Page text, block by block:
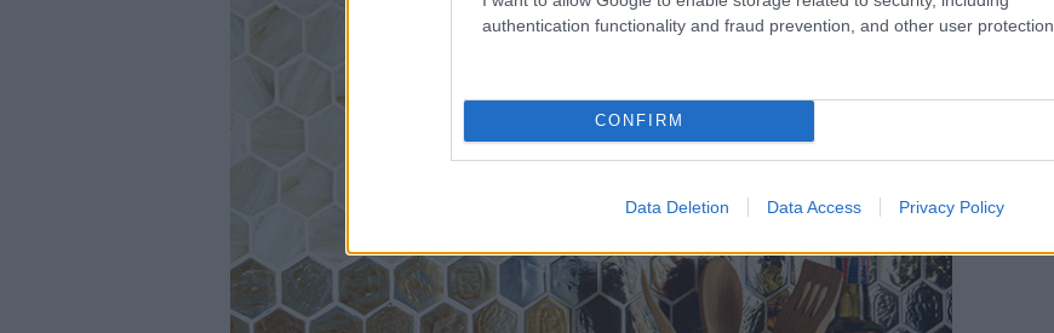
authentication functionality and fraud prevention, and other user protection.
CONFIRM
Data Deletion Data Access Privacy Policy